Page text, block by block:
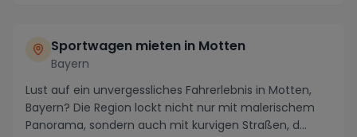
Sportwagen mieten in Motten
Bayern
Lust auf ein unvergessliches Fahrerlebnis in Motten,
Bayern? Die Region lockt nicht nur mit malerischem
Panorama, sondern auch mit kurvigen Straßen, d...